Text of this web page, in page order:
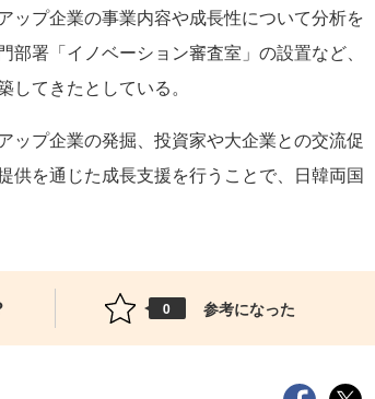
ップ企業の事業内容や成長性について分析を
署「イノベーション審査室」の設置など、
てきたとしている。
プ企業の発掘、投資家や大企業との交流促
供を通じた成長支援を行うことで、日韓両国
0 参考になった